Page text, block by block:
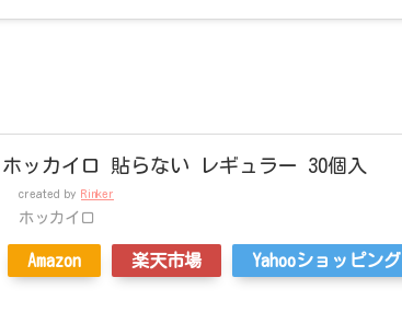
ホッカイロ 貼らない レギュラー 30個入
created by Rinker
ホッカイロ
Amazon 楽天市場 Yahooショッピング